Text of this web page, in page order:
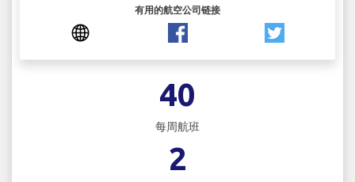
有用的航空公司链接
40
每周航班
2